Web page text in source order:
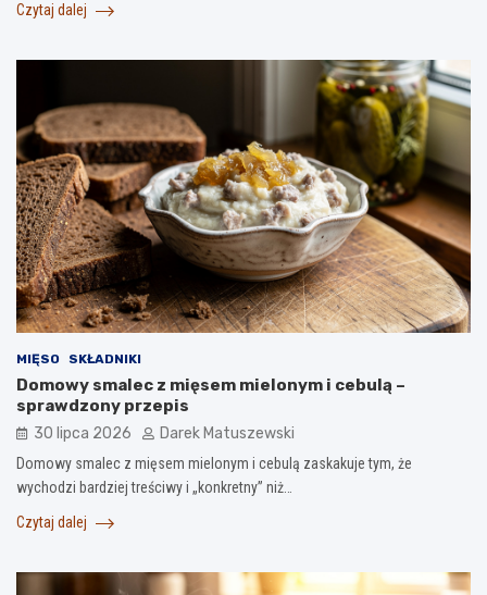
Czytaj dalej
MIĘSO SKŁADNIKI
Domowy smalec z mięsem mielonym i cebulą –
sprawdzony przepis
30 lipca 2026 Darek Matuszewski
Domowy smalec z mięsem mielonym i cebulą zaskakuje tym, że
wychodzi bardziej treściwy i „konkretny” niż…
Czytaj dalej